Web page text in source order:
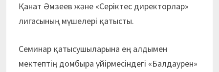
Қанат Әмзеев және «Серіктес директорлар»
лигасының мүшелері қатысты.
Семинар қатысушыларына ең алдымен
мектептің домбыра үйірмесіндегі «Балдаурен»